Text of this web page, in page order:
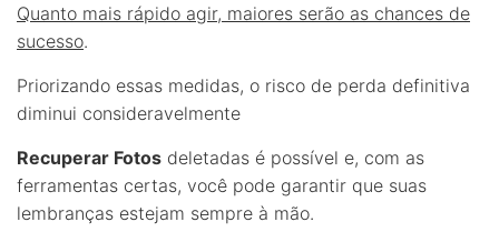
Quanto mais rápido agir, maiores serão as chances de
sucesso.
Priorizando essas medidas, o risco de perda definitiva
diminui consideravelmente
Recuperar Fotos deletadas é possível e, com as
ferramentas certas, você pode garantir que suas
lembranças estejam sempre à mão.